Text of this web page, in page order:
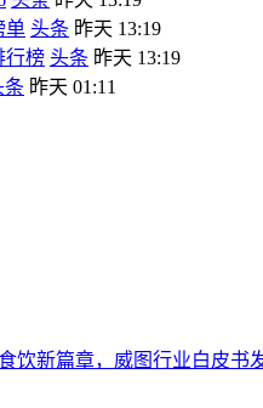
单 头条 昨天 13:19
行榜 头条 昨天 13:19
条 昨天 01:11
饮新篇章，威图行业白皮书